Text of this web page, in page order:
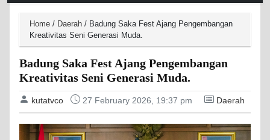
Home / Daerah / Badung Saka Fest Ajang Pengembangan
Kreativitas Seni Generasi Muda.
Badung Saka Fest Ajang Pengembangan
Kreativitas Seni Generasi Muda.
kutatvco 27 February 2026, 19:37 pm Daerah